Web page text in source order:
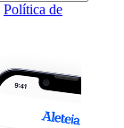
Política de